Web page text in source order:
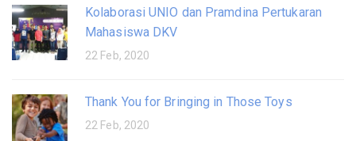
Kolaborasi UNIO dan Pramdina Pertukaran
Mahasiswa DKV
22 Feb, 2020
Thank You for Bringing in Those Toys
22 Feb, 2020